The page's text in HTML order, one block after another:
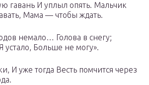
гавань И уплыл опять. Мальчик
Мама — чтобы ждать.
немало… Голова в снегу;
устало, Больше не могу».
И уже тогда Весть помчится через